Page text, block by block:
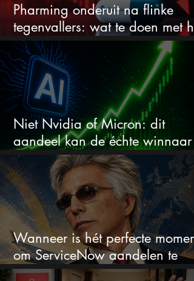
Pharming onderuit na flinke
tegenvallers: wat te doen met
aandeel?
Niet Nvidia of Micron: dit
aandeel kan de échte winnaar
van de AI-race worden
Wanneer is hét perfecte moment
om ServiceNow aandelen te
kopen?